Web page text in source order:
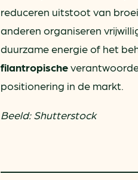
reduceren uitstoot van
anderen organiseren
duurzame energie of het
filantropische
positionering in de markt.
Beeld: Shutterstock